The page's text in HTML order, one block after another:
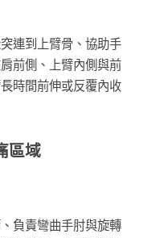
連到上臂骨、協助手
前側、上臂內側與前
時間前伸或反覆內收
區域
負責彎曲手肘與旋轉